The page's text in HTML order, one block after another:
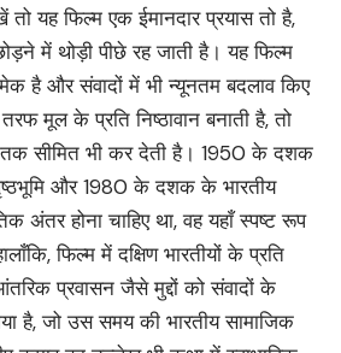
यह फिल्म एक ईमानदार प्रयास तो है,
में थोड़ी पीछे रह जाती है। यह फिल्म
है और संवादों में भी न्यूनतम बदलाव किए
मूल के प्रति निष्ठावान बनाती है, तो
सीमित भी कर देती है। 1950 के दशक
और 1980 के दशक के भारतीय
अंतर होना चाहिए था, वह यहाँ स्पष्ट रूप
फिल्म में दक्षिण भारतीयों के प्रति
प्रवासन जैसे मुद्दों को संवादों के
है, जो उस समय की भारतीय सामाजिक